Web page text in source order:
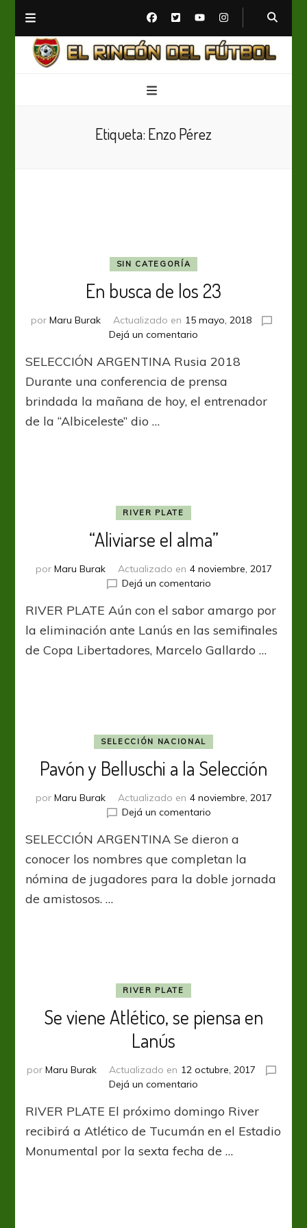
Etiqueta: Enzo Pérez
SIN CATEGORÍA
En busca de los 23
por Maru Burak Actualizado en 15 mayo, 2018
Dejá un comentario
busca
de
23
SELECCIÓN ARGENTINA Rusia 2018
Durante una conferencia de prensa
brindada la mañana de hoy, el entrenador
de la “Albiceleste” dio …
RIVER PLATE
“Aliviarse el alma”
por Maru Burak Actualizado en 4 noviembre, 2017
Dejá un comentarioen
el
alma”
RIVER PLATE Aún con el sabor amargo por
la eliminación ante Lanús en las semifinales
de Copa Libertadores, Marcelo Gallardo …
SELECCIÓN NACIONAL
Pavón y Belluschi a la Selección
por Maru Burak Actualizado en 4 noviembre, 2017
Dejá un comentarioen
y
Belluschi
la
SELECCIÓN ARGENTINA Se dieron a
conocer los nombres que completan la
nómina de jugadores para la doble jornada
de amistosos. …
RIVER PLATE
Se viene Atlético, se piensa en
Lanús
por Maru Burak Actualizado en 12 octubre, 2017
Dejá un comentario
viene
Atlético,
piensa
RIVER PLATE El próximo domingo River
recibirá a Atlético de Tucumán en el Estadio
Monumental por la sexta fecha de …